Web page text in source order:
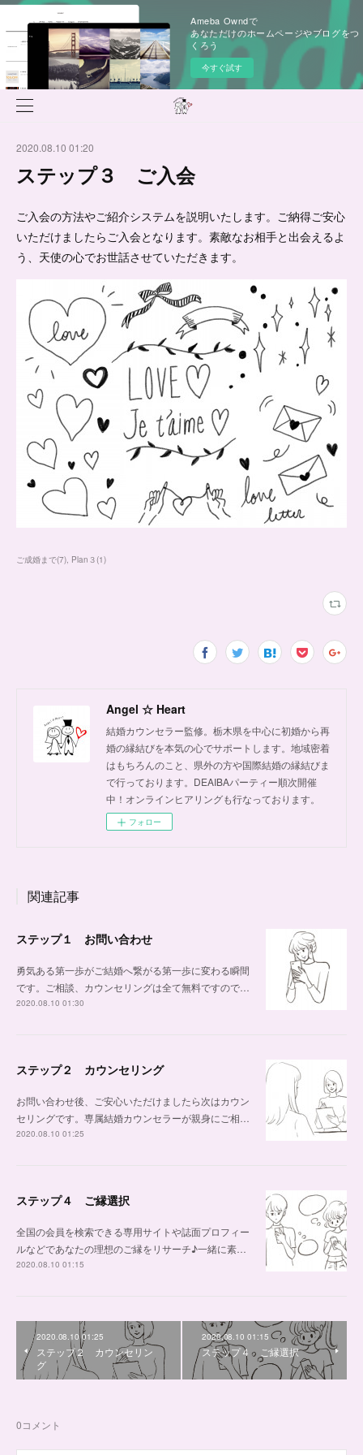
Ameba Owndで
あなただけのホームページやブログをつ
くろう
今すぐ試す
2020.08.10 01:20
ステップ３ ご入会
ご入会の方法やご紹介システムを説明いたします。ご納得ご安心
いただけましたらご入会となります。素敵なお相手と出会えるよ
う、天使の心でお世話させていただきます。
ご成婚まで(7) Plan３(1)
Angel ☆ Heart
結婚カウンセラー監修。栃木県を中心に初婚から再
婚の縁結びを本気の心でサポートします。地域密着
はもちろんのこと、県外の方や国際結婚の縁結びま
で行っております。DEAIBAパーティー順次開催
中！オンラインヒアリングも行なっております。
フォロー
関連記事
ステップ１ お問い合わせ
勇気ある第一歩がご結婚へ繋がる第一歩に変わる瞬間
です。ご相談、カウンセリングは全て無料ですので…
2020.08.10 01:30
ステップ２ カウンセリング
お問い合わせ後、ご安心いただけましたら次はカウン
セリングです。専属結婚カウンセラーが親身にご相…
2020.08.10 01:25
ステップ４ ご縁選択
全国の会員を検索できる専用サイトや誌面プロフィー
ルなどであなたの理想のご縁をリサーチ♪一緒に素…
2020.08.10 01:15
2020.08.10 01:25
ステップ２ カウンセリン
グ
2020.08.10 01:15
ステップ４ ご縁選択
0コメント